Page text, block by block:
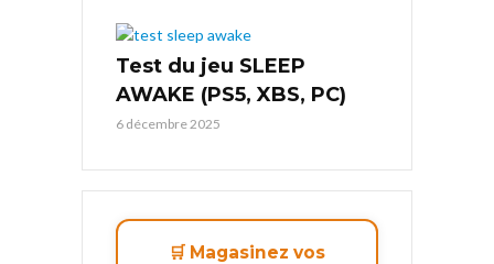
Test du jeu SLEEP
AWAKE (PS5, XBS, PC)
6 décembre 2025
🛒 Magasinez vos